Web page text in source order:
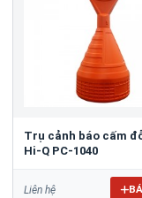
Trụ cảnh báo cấm
Hi-Q PC-1040
Liên hệ